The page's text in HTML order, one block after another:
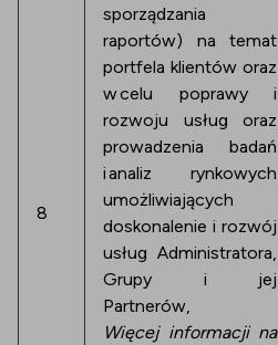
8
sporządzania
raportów) na temat
portfela klientów oraz
w celu poprawy i
rozwoju usług oraz
prowadzenia badań
i analiz rynkowych
umożliwiających
doskonalenie i rozwój
usług Administratora,
Grupy i jej
Partnerów,
Więcej informacji na